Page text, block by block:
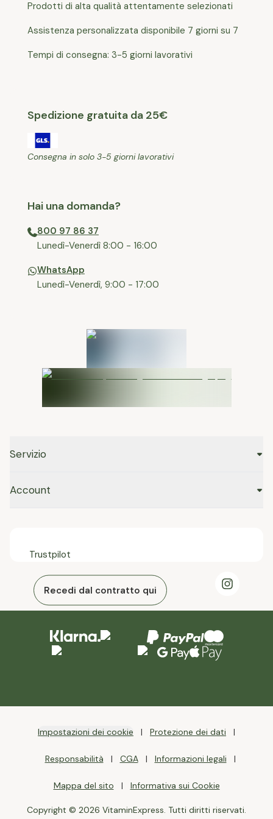
Prodotti di alta qualità attentamente selezionati
Assistenza personalizzata disponibile 7 giorni su 7
Tempi di consegna: 3-5 giorni lavorativi
Spedizione gratuita da 25€
Consegna in solo 3-5 giorni lavorativi
Hai una domanda?
800 97 86 37
⁠Lunedì-Venerdì 8:00 - 16:00
WhatsApp
Lunedì-Venerdì, 9:00 - 17:00
Servizio
Account
Trustpilot
Recedi dal contratto qui
Impostazioni dei cookie Protezione dei dati
Responsabilità CGA Informazioni legali
Mappa del sito Informativa sui Cookie
Copyright © 2026 VitaminExpress. Tutti diritti riservati.